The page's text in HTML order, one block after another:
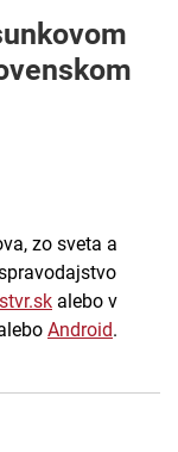
zo sveta a
alebo v
Android.